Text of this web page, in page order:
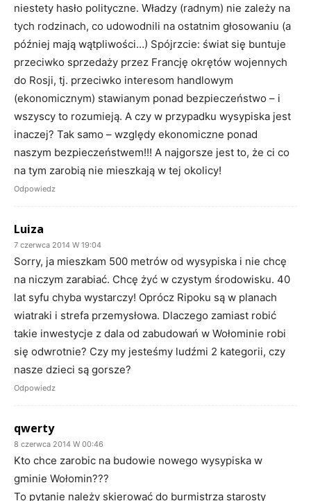
niestety hasło polityczne. Władzy (radnym) nie zależy na
tych rodzinach, co udowodnili na ostatnim głosowaniu (a
później mają wątpliwości…) Spójrzcie: świat się buntuje
przeciwko sprzedaży przez Francję okrętów wojennych
do Rosji, tj. przeciwko interesom handlowym
(ekonomicznym) stawianym ponad bezpieczeństwo – i
wszyscy to rozumieją. A czy w przypadku wysypiska jest
inaczej? Tak samo – względy ekonomiczne ponad
naszym bezpieczeństwem!!! A najgorsze jest to, że ci co
na tym zarobią nie mieszkają w tej okolicy!
Odpowiedz
Luiza
7 czerwca 2014 W 19:04
Sorry, ja mieszkam 500 metrów od wysypiska i nie chcę
na niczym zarabiać. Chcę żyć w czystym środowisku. 40
lat syfu chyba wystarczy! Oprócz Ripoku są w planach
wiatraki i strefa przemysłowa. Dlaczego zamiast robić
takie inwestycje z dala od zabudowań w Wołominie robi
się odwrotnie? Czy my jesteśmy ludźmi 2 kategorii, czy
nasze dzieci są gorsze?
Odpowiedz
qwerty
8 czerwca 2014 W 00:46
Kto chce zarobic na budowie nowego wysypiska w
gminie Wołomin???
To pytanie należy skierować do burmistrza starosty